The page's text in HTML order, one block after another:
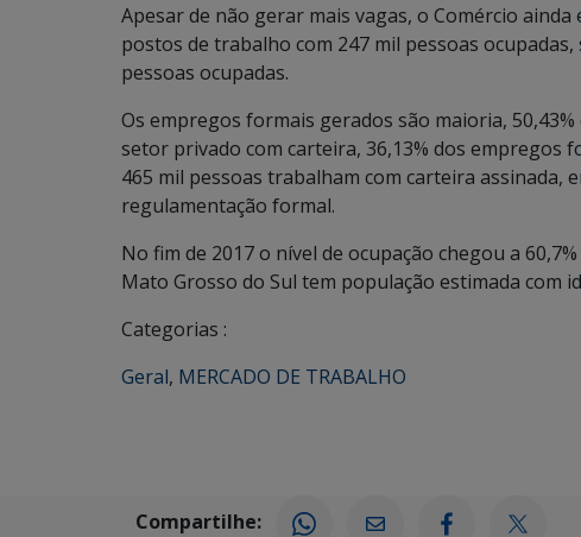
Apesar de não gerar mais vagas, o Comércio
postos de trabalho com 247 mil pessoas
pessoas ocupadas.
Os empregos formais gerados são maioria,
setor privado com carteira, 36,13% dos empregos
465 mil pessoas trabalham com carteira assinada,
regulamentação formal.
No fim de 2017 o nível de ocupação chegou a
Mato Grosso do Sul tem população estimada com
Categorias :
Geral, MERCADO DE TRABALHO
Compartilhe: